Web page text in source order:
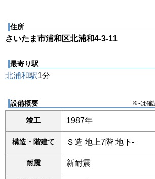
住所
さいたま市浦和区北浦和4-3-11
最寄り駅
北浦和駅1分
設備概要 ※-は確
竣工 1987年
構造・階建て Ｓ造 地上7階 地下-
耐震 新耐震